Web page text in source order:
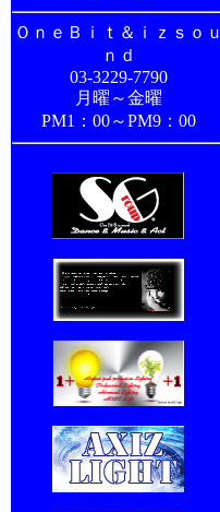
ＯｎｅＢｉｔ＆ｉｚｓｏｕ
ｎｄ
03-3229-7790
月曜～金曜
PM1：00～PM9：00